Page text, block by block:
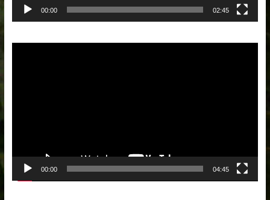
00:00 02:45
00:00 04:45